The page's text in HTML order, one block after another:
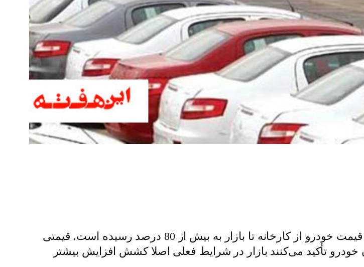
؛ آخرین خبرها می گویند اختلاف قیمت خودرو از کارخانه تا بازار به بیش از 80 درصد رسیده است. قیمتی
تأکید می‌کنند بازار در شرایط فعلی اصلا کشش افزایش بیشتر